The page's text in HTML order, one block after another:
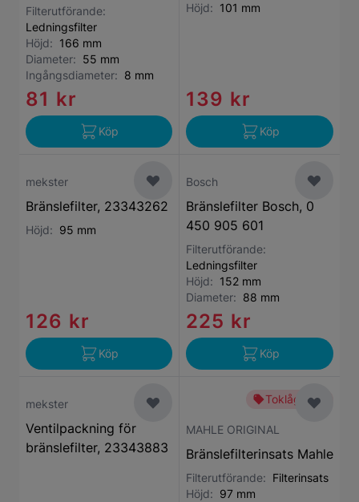
Filterutförande:
Ledningsfilter
Höjd: 166 mm
Diameter: 55 mm
Ingångsdiameter: 8 mm
81 kr
Köp
Höjd: 101 mm
139 kr
Köp
mekster
Bränslefilter, 23343262
Höjd: 95 mm
126 kr
Köp
Bosch
Bränslefilter Bosch, 0
450 905 601
Filterutförande:
Ledningsfilter
Höjd: 152 mm
Diameter: 88 mm
225 kr
Köp
mekster
Ventilpackning för
bränslefilter, 23343883
Toklågt pris
MAHLE ORIGINAL
Bränslefilterinsats Mahle
Filterutförande: Filterinsats
Höjd: 97 mm